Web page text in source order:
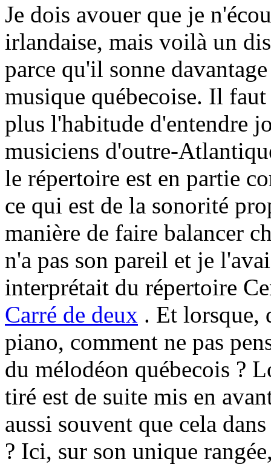
Je dois avouer que je
irlandaise, mais voilà un
parce qu'il sonne
musique québecoise. Il
plus l'habitude d'entendre
musiciens d'outre-
le répertoire est en partie
ce qui est de la sonorité
manière de faire balancer
n'a pas son pareil et je
interprétait du répertoire
Carré de deux . Et lorsque,
piano, comment ne pas
du mélodéon québecois ?
tiré est de suite mis en
aussi souvent que cela
? Ici, sur son unique